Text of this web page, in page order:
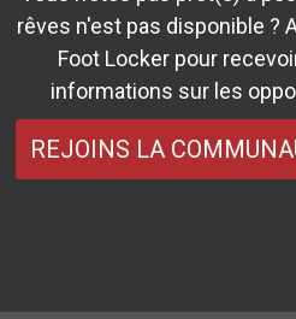
rêves n'est pas disponible ?
Foot Locker pour
informations sur les
REJOINS LA